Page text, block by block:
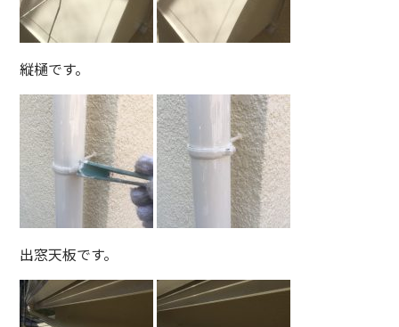
縦樋です。
出窓天板です。